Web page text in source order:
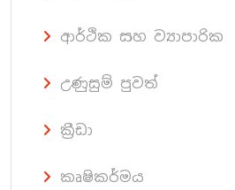
ආර්ථික සහ ව්‍යාපාරික
උණුසුම් පුවත්
ක්‍රීඩා
කෘෂිකර්මය